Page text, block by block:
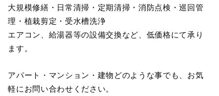
大規模修繕・日常清掃・定期清掃・消防点検・巡回管
理・植栽剪定・受水槽洗浄
エアコン、給湯器等の設備交換など、低価格にて承り
ます。
アパート・マンション・建物どのような事でも、お気
軽にお問い合わせください。